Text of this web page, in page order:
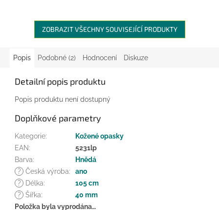
ZOBRAZIT VŠECHNY SOUVISEJÍCÍ PRODUKTY
Popis Podobné (2) Hodnocení Diskuze
Detailní popis produktu
Popis produktu není dostupný
Doplňkové parametry
Kategorie:
Kožené opasky
EAN:
5231lp
Barva:
Hnědá
?
Česká výroba:
ano
?
Délka:
105 cm
?
Šířka:
40 mm
Položka byla vyprodána…